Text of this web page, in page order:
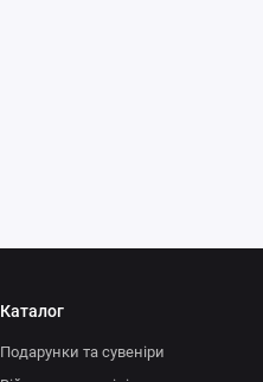
Каталог
Подарунки та сувеніри